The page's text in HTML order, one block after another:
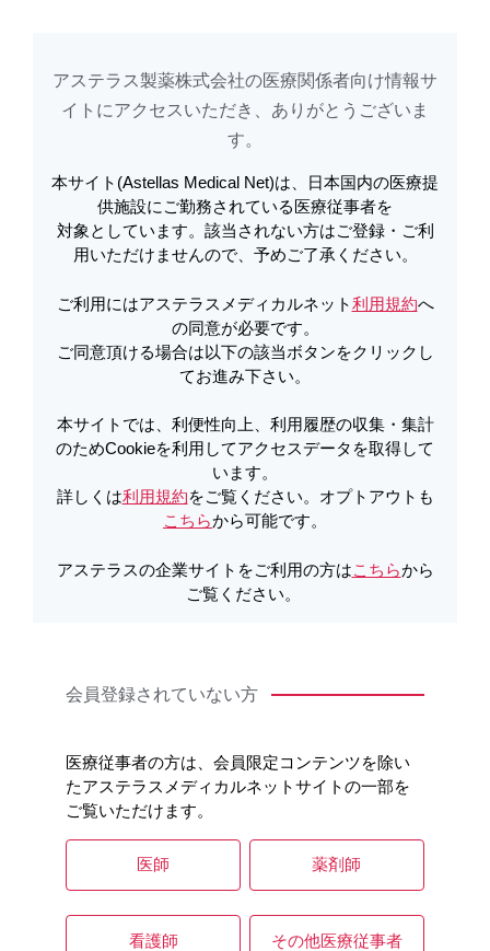
アステラスメディカルネットでは、利便性向上、利用履歴の収集・集計のた
Cookieを利用してアクセスデータを取得しています。詳しくは 利用規約
電子添文改訂のお知らせ | ビーリン
サイト点滴静注用35μg 使用上の注意
年5月） | ビーリンサイト
製品詳細
アステラス製薬株式会社の医療関係者向け情報サ
イトに​アクセスいただき、ありがとうございま
す。​
本サイト(Astellas Medical Net)は、日本国内の医療提
供施設にご勤務されている医療従事者を
対象としています。該当されない方はご登録・ご利
用いただけませんので、予めご了承ください。
ご利用にはアステラスメディカルネット利用規約へ
の同意が必要です。
ご同意頂ける場合は以下の該当ボタンをクリックし
てお進み下さい。
本サイトでは、利便性向上、利用履歴の収集・集計
のためCookieを利用してアクセスデータを取得して
います。
詳しくは利用規約をご覧ください。オプトアウトも
こちらから可能です。
アステラスの企業サイトをご利用の方はこちらから
ご覧ください。
会員登録されていない方
医療従事者の方は、会員限定コンテンツを除い
たアステラスメディカルネットサイトの一部を
ご覧いただけます。
医師 薬剤師
看護師 その他医療従事者